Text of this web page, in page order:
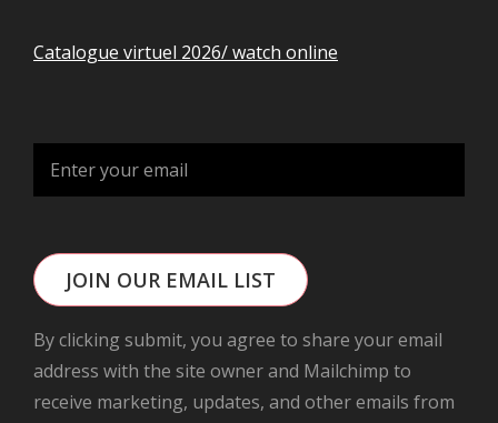
Catalogue virtuel 2026/ watch online
JOIN OUR EMAIL LIST
By clicking submit, you agree to share your email
address with the site owner and Mailchimp to
receive marketing, updates, and other emails from